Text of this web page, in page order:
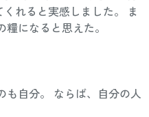
れると実感しました。 ま
になると思えた。
も自分。 ならば、自分の人